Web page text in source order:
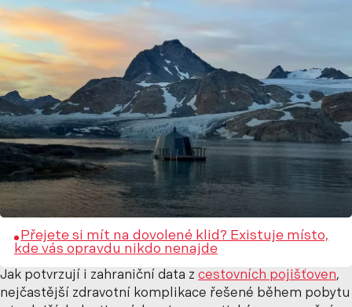
Přejete si mít na dovolené klid? Existuje místo,
kde vás opravdu nikdo nenajde
Jak potvrzují i zahraniční data z cestovních pojišťoven,
nejčastější zdravotní komplikace řešené během pobytu